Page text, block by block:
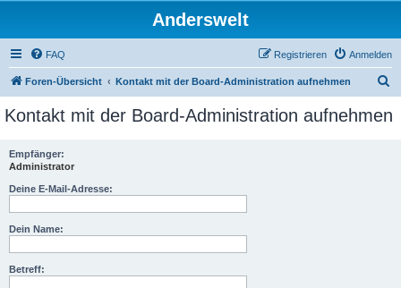
Anderswelt
FAQ Anmelden
Registrieren
Foren-Übersicht Kontakt mit der Board-Administration aufnehmen
c
Kontakt mit der Board-Administration aufnehmen
Empfänger:
Administrator
Deine E-Mail-Adresse:
Dein Name:
Betreff: